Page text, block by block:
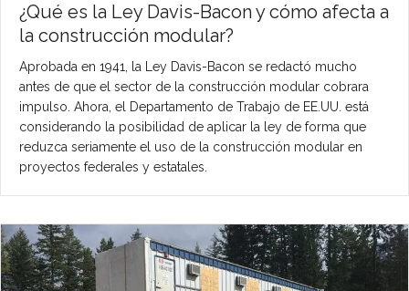
¿Qué es la Ley Davis-Bacon y cómo afecta a
la construcción modular?
Aprobada en 1941, la Ley Davis-Bacon se redactó mucho
antes de que el sector de la construcción modular cobrara
impulso. Ahora, el Departamento de Trabajo de EE.UU. está
considerando la posibilidad de aplicar la ley de forma que
reduzca seriamente el uso de la construcción modular en
proyectos federales y estatales.